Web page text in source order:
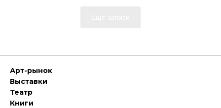
Арт-рынок
Выставки
Театр
Книги